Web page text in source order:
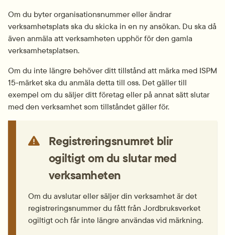
Om du byter organisationsnummer eller ändrar
verksamhetsplats ska du skicka in en ny ansökan. Du ska då
även anmäla att verksamheten upphör för den gamla
verksamhetsplatsen.
Om du inte längre behöver ditt tillstånd att märka med ISPM
15-märket ska du anmäla detta till oss. Det gäller till
exempel om du säljer ditt företag eller på annat sätt slutar
med den verksamhet som tillståndet gäller för.
Registreringsnumret blir
ogiltigt om du slutar med
verksamheten
Om du avslutar eller säljer din verksamhet är det
registreringsnummer du fått från Jordbruksverket
ogiltigt och får inte längre användas vid märkning.